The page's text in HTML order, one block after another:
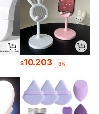
$10.203 -8%